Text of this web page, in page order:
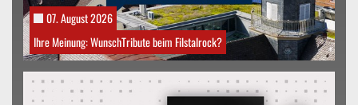
07. August 2026
Ihre Meinung: WunschTribute beim Filstalrock?